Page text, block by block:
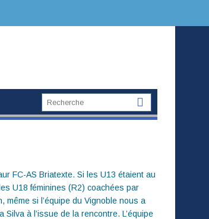
FC-AS Briatexte. Si les U13 étaient au
U18 féminines (R2) coachées par
si l’équipe du Vignoble nous a
à l’issue de la rencontre. L’équipe